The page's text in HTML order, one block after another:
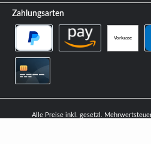
Zahlungsarten
Vorkasse
PayPal Später Bezahlen
Alle Preise inkl. gesetzl. Mehrwertsteuer